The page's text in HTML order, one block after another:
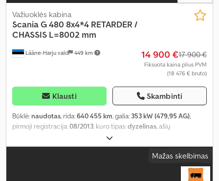
Lääne-Harju vald 449 km
Važiuoklės kabina
ScaniaG 480 8x4*4 RETARDER /
CHASSIS L=8002 mm
14 900 €17 900 €
Fiksuota kaina plius PVM
(18 476 € bruto)
Klausti Skambinti
Būklė: naudotas, rida:640 455 km, galia: 353 kW (479,95 AG),
pirmoji registracija:08/2013 , kuro tipas:dyzelinas , ašių
3 900 mm
retarderis, vairuotojo kabina:miegamoji kabina, pavaros tipas:
, bendras ilgis:
2013,
Mažas skelbimas